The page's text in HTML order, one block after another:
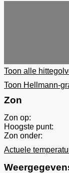
Toon alle
Toon Hellmann-
Zon
Zon op:
Hoogste punt:
Zon onder:
Actuele